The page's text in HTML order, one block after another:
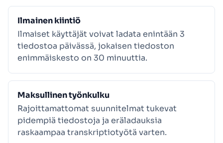
Ilmainen kiintiö
Ilmaiset käyttäjät voivat ladata enintään 3
tiedostoa päivässä, jokaisen tiedoston
enimmäiskesto on 30 minuuttia.
Maksullinen työnkulku
Rajoittamattomat suunnitelmat tukevat
pidempiä tiedostoja ja eräladauksia
raskaampaa transkriptiotyötä varten.